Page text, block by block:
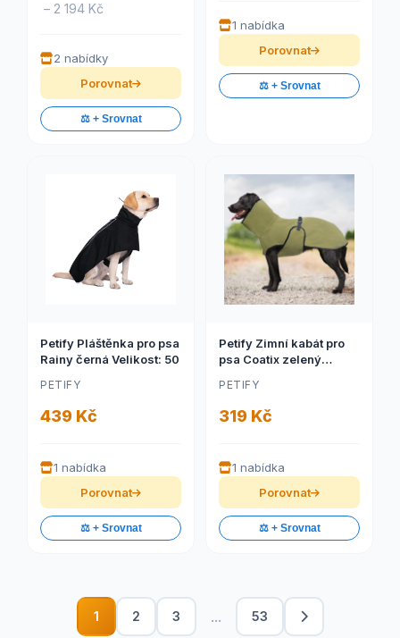
– 2 194 Kč
2 nabídky
Porovnat
⚖️ + Srovnat
1 nabídka
Porovnat
⚖️ + Srovnat
Petify Pláštěnka pro psa
Rainy černá Velikost: 50
PETIFY
439 Kč
1 nabídka
Porovnat
⚖️ + Srovnat
Petify Zimní kabát pro
psa Coatix zelený
PETIFY
319 Kč
1 nabídka
Porovnat
⚖️ + Srovnat
1 2 3 ... 53